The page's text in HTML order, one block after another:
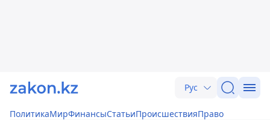
Рус
ПолитикаМирФинансыСтатьиПроисшествияПраво